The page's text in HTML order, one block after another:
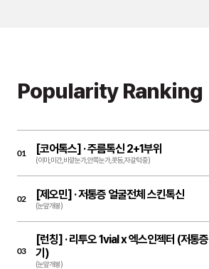
Popularity Ranking
01 [코어톡스] ·주름톡신 2+1부위
(이마,미간,바깥눈가,안쪽눈가,콧등,자갈턱 중)
02 [제오민] ·저통증 얼굴전체 스킨톡신
(눈앞개봉)
03
[런칭] ·리투오 1vial x 엑스인젝터 (저통
기)
(눈앞개봉)